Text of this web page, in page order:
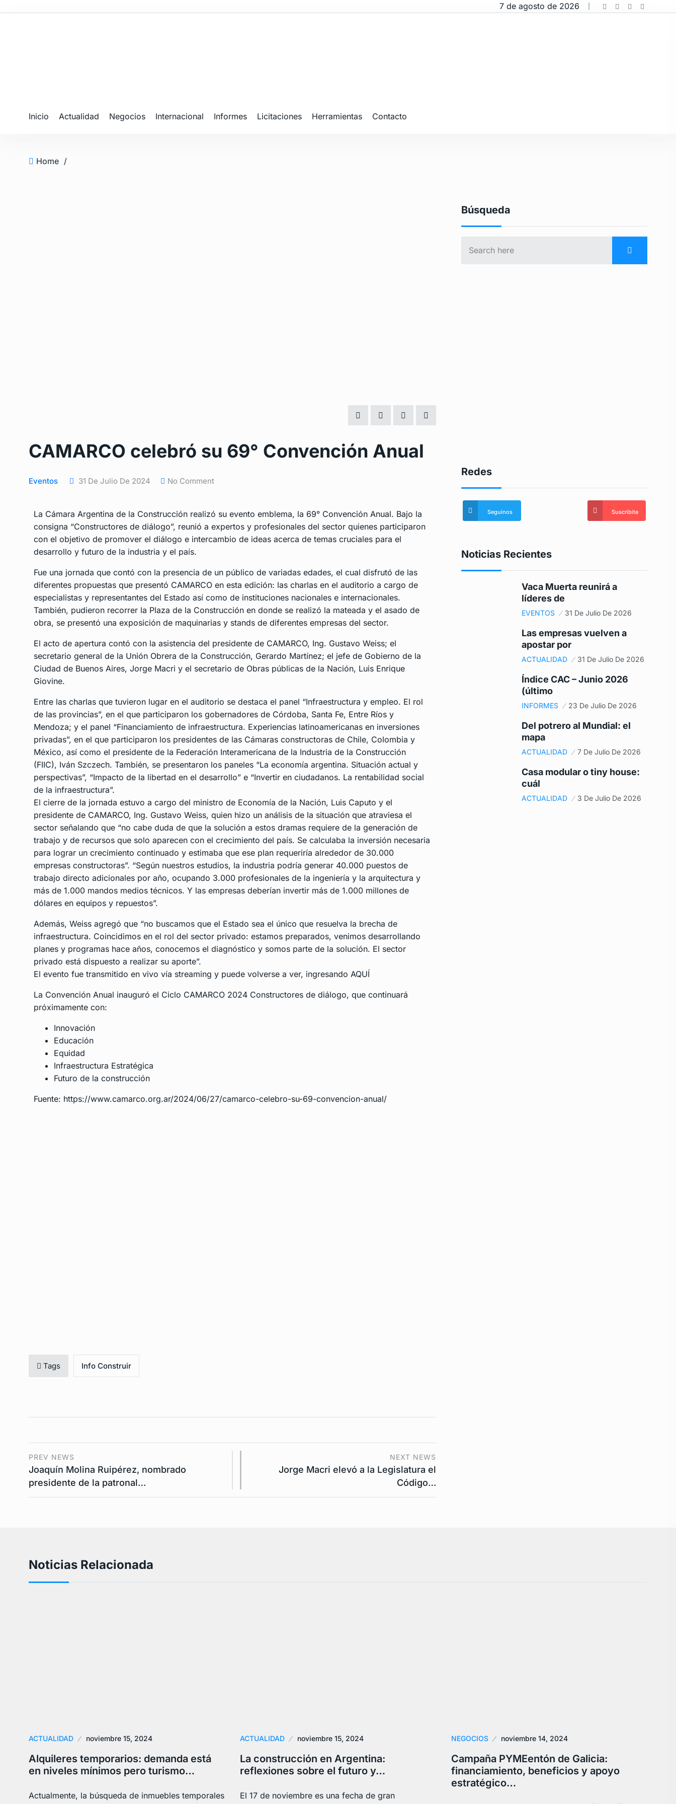
7 de agosto de 2026
Inicio Actualidad Negocios Internacional Informes Licitaciones Herramientas Contacto
Home /
CAMARCO celebró su 69° Convención Anual
Eventos 31 De Julio De 2024 No Comment
La Cámara Argentina de la Construcción realizó su evento emblema, la 69° Convención Anual. Bajo la
consigna “Constructores de diálogo”, reunió a expertos y profesionales del sector quienes participaron
con el objetivo de promover el diálogo e intercambio de ideas acerca de temas cruciales para el
desarrollo y futuro de la industria y el país.
Fue una jornada que contó con la presencia de un público de variadas edades, el cual disfrutó de las
diferentes propuestas que presentó CAMARCO en esta edición: las charlas en el auditorio a cargo de
especialistas y representantes del Estado así como de instituciones nacionales e internacionales.
También, pudieron recorrer la Plaza de la Construcción en donde se realizó la mateada y el asado de
obra, se presentó una exposición de maquinarias y stands de diferentes empresas del sector.
El acto de apertura contó con la asistencia del presidente de CAMARCO, Ing. Gustavo Weiss; el
secretario general de la Unión Obrera de la Construcción, Gerardo Martínez; el jefe de Gobierno de la
Ciudad de Buenos Aires, Jorge Macri y el secretario de Obras públicas de la Nación, Luis Enrique
Giovine.
Entre las charlas que tuvieron lugar en el auditorio se destaca el panel “Infraestructura y empleo. El rol
de las provincias”, en el que participaron los gobernadores de Córdoba, Santa Fe, Entre Ríos y
Mendoza; y el panel “Financiamiento de infraestructura. Experiencias latinoamericanas en inversiones
privadas”, en el que participaron los presidentes de las Cámaras constructoras de Chile, Colombia y
México, así como el presidente de la Federación Interamericana de la Industria de la Construcción
(FIIC), Iván Szczech. También, se presentaron los paneles “La economía argentina. Situación actual y
perspectivas”, “Impacto de la libertad en el desarrollo” e “Invertir en ciudadanos. La rentabilidad social
de la infraestructura”.
El cierre de la jornada estuvo a cargo del ministro de Economía de la Nación, Luis Caputo y el
presidente de CAMARCO, Ing. Gustavo Weiss, quien hizo un análisis de la situación que atraviesa el
sector señalando que “no cabe duda de que la solución a estos dramas requiere de la generación de
trabajo y de recursos que solo aparecen con el crecimiento del país. Se calculaba la inversión necesaria
para lograr un crecimiento continuado y estimaba que ese plan requeriría alrededor de 30.000
empresas constructoras”. “Según nuestros estudios, la industria podría generar 40.000 puestos de
trabajo directo adicionales por año, ocupando 3.000 profesionales de la ingeniería y la arquitectura y
más de 1.000 mandos medios técnicos. Y las empresas deberían invertir más de 1.000 millones de
dólares en equipos y repuestos”.
Además, Weiss agregó que “no buscamos que el Estado sea el único que resuelva la brecha de
infraestructura. Coincidimos en el rol del sector privado: estamos preparados, venimos desarrollando
planes y programas hace años, conocemos el diagnóstico y somos parte de la solución. El sector
privado está dispuesto a realizar su aporte”.
El evento fue transmitido en vivo vía streaming y puede volverse a ver, ingresando AQUÍ
La Convención Anual inauguró el Ciclo CAMARCO 2024 Constructores de diálogo, que continuará
próximamente con:
Innovación
Educación
Equidad
Infraestructura Estratégica
Futuro de la construcción
Fuente: https://www.camarco.org.ar/2024/06/27/camarco-celebro-su-69-convencion-anual/
Tags Info Construir
PREV NEWS
Joaquín Molina Ruipérez, nombrado
presidente de la patronal…
NEXT NEWS
Jorge Macri elevó a la Legislatura el
Código…
Búsqueda
Redes
Seguinos Suscribite
Noticias Recientes
Vaca Muerta reunirá a
líderes de
EVENTOS 31 De Julio De 2026
Las empresas vuelven a
apostar por
ACTUALIDAD 31 De Julio De 2026
Índice CAC – Junio 2026
(último
INFORMES 23 De Julio De 2026
Del potrero al Mundial: el
mapa
ACTUALIDAD 7 De Julio De 2026
Casa modular o tiny house:
cuál
ACTUALIDAD 3 De Julio De 2026
Noticias Relacionada
ACTUALIDAD noviembre 15, 2024
Alquileres temporarios: demanda está
en niveles mínimos pero turismo…
Actualmente, la búsqueda de inmuebles temporales
ACTUALIDAD noviembre 15, 2024
La construcción en Argentina:
reflexiones sobre el futuro y…
El 17 de noviembre es una fecha de gran
NEGOCIOS noviembre 14, 2024
Campaña PYMEentón de Galicia:
financiamiento, beneficios y apoyo
estratégico…